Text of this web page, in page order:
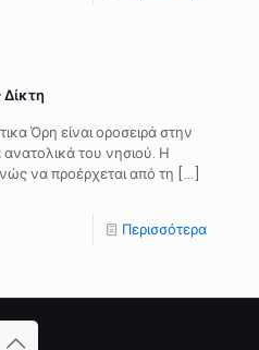
Όρη είναι οροσειρά στην
ανατολικά του νησιού. Η
να προέρχεται από τη […]
Περισσότερα